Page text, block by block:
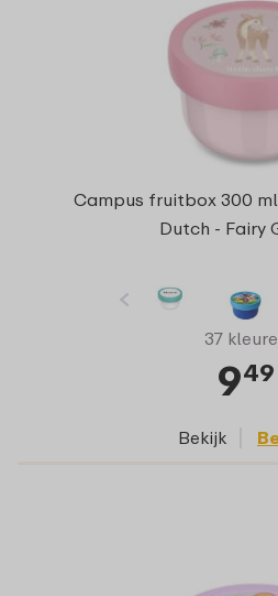
Campus fruitbox 300
Dutch - Fairy
37
949
Bekijk